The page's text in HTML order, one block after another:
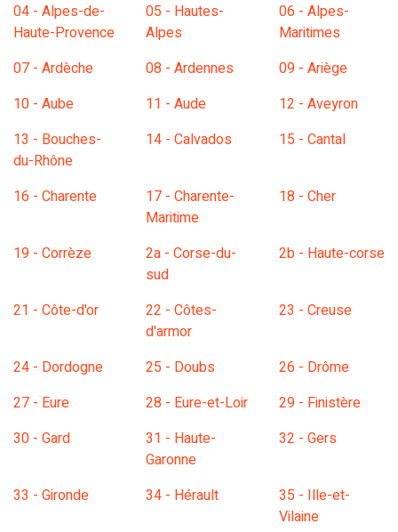
04 - Alpes-de-
Haute-Provence
05 - Hautes-
Alpes
06 - Alpes-
Maritimes
07 - Ardèche
08 - Ardennes
09 - Ariège
10 - Aube
11 - Aude
12 - Aveyron
13 - Bouches-
du-Rhône
14 - Calvados 15 - Cantal
16 - Charente
17 - Charente-
Maritime
18 - Cher
19 - Corrèze
2a - Corse-du-
sud
2b - Haute-corse
21 - Côte-d'or
22 - Côtes-
d'armor
23 - Creuse
24 - Dordogne 25 - Doubs
26 - Drôme
27 - Eure
28 - Eure-et-Loir
29 - Finistère
30 - Gard
31 - Haute-
Garonne
32 - Gers
33 - Gironde 34 - Hérault
35 - Ille-et-
Vilaine